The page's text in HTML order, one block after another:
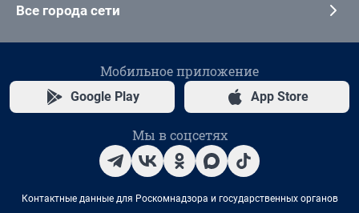
Все города сети
Мобильное приложение
Google Play App Store
Мы в соцсетях
Контактные данные для Роскомнадзора и государственных органов